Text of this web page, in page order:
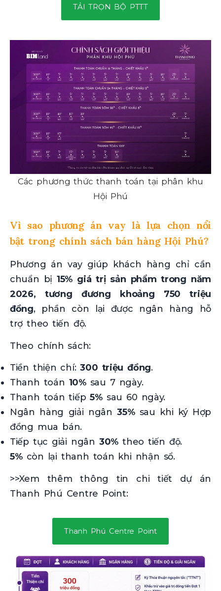
TẢI TRỌN BỘ PTTT
Các phương thức thanh toán tại phân khu
Hội Phú
Vì sao phương án vay là lựa chọn nổi
bật trong chính sách bán hàng Hội Phú?
Phương án vay giúp khách hàng chỉ cần
chuẩn bị 15% giá trị sản phẩm trong năm
2026, tương đương khoảng 750 triệu
đồng, phần còn lại được ngân hàng hỗ
trợ theo tiến độ.
Theo chính sách:
Tiền thiện chí:300 triệu đồng.
Thanh toán 10%sau 7 ngày.
Thanh toán tiếp5%sau 60 ngày.
Ngân hàng giải ngân35%sau khi ký Hợp
đồng mua bán.
Tiếp tục giải ngân 30% theo tiến độ.
5%còn lại thanh toán khi nhận sổ.
>>Xem thêm thông tin chi tiết dự án
Thanh Phú Centre Point:
Thanh Phú Centre Point